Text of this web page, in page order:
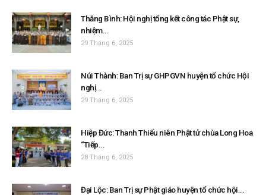
Thăng Bình: Hội nghị tổng kết công tác Phật sự,
nhiệm...
29 Tháng 6, 2025
Núi Thành: Ban Trị sự GHPGVN huyện tổ chức Hội
nghị...
29 Tháng 6, 2025
Hiệp Đức: Thanh Thiếu niên Phật tử chùa Long Hoa
“Tiếp...
28 Tháng 6, 2025
Đại Lộc: Ban Trị sự Phật giáo huyện tổ chức hội...